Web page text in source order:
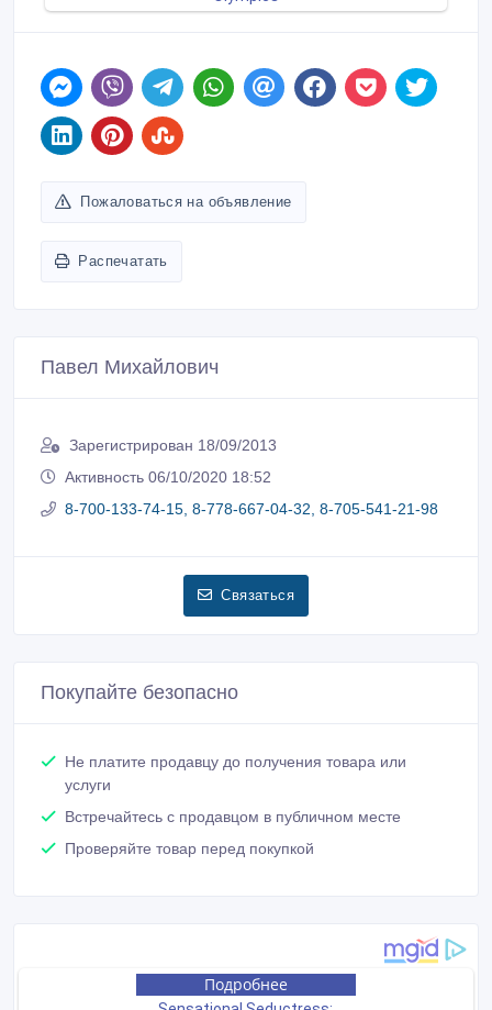
Пожаловаться на объявление
Распечатать
Павел Михайлович
Зарегистрирован 18/09/2013
Активность 06/10/2020 18:52
8-700-133-74-15, 8-778-667-04-32, 8-705-541-21-98
Связаться
Покупайте безопасно
Не платите продавцу до получения товара или
услуги
Встречайтесь с продавцом в публичном месте
Проверяйте товар перед покупкой